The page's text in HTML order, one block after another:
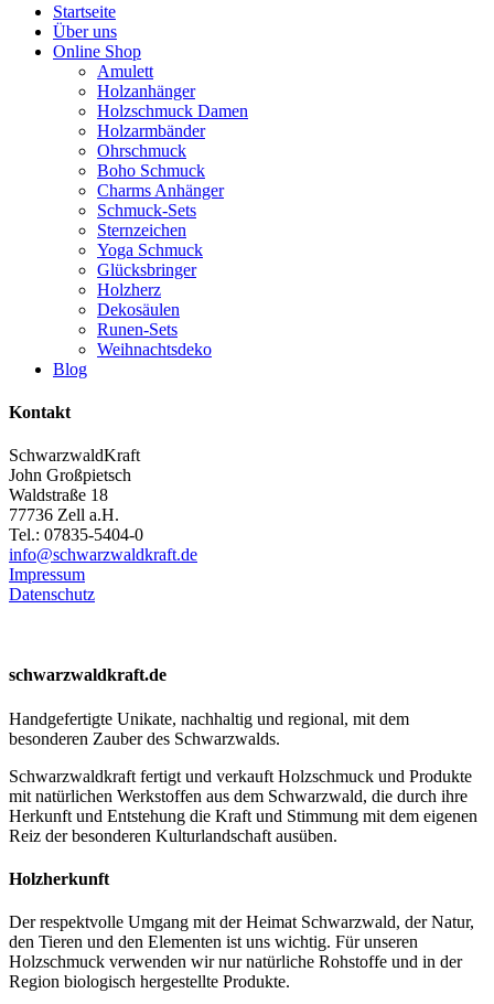
Startseite
Über uns
Online Shop
Amulett
Holzanhänger
Holzschmuck Damen
Holzarmbänder
Ohrschmuck
Boho Schmuck
Charms Anhänger
Schmuck-Sets
Sternzeichen
Yoga Schmuck
Glücksbringer
Holzherz
Dekosäulen
Runen-Sets
Weihnachtsdeko
Blog
Kontakt
SchwarzwaldKraft
John Großpietsch
Waldstraße 18
77736 Zell a.H.
Tel.: 07835-5404-0
info@schwarzwaldkraft.de
Impressum
Datenschutz
schwarzwaldkraft.de
Handgefertigte Unikate, nachhaltig und regional, mit dem
besonderen Zauber des Schwarzwalds.
Schwarzwaldkraft fertigt und verkauft Holzschmuck und Produkte
mit natürlichen Werkstoffen aus dem Schwarzwald, die durch ihre
Herkunft und Entstehung die Kraft und Stimmung mit dem eigenen
Reiz der besonderen Kulturlandschaft ausüben.
Holzherkunft
Der respektvolle Umgang mit der Heimat Schwarzwald, der Natur,
den Tieren und den Elementen ist uns wichtig. Für unseren
Holzschmuck verwenden wir nur natürliche Rohstoffe und in der
Region biologisch hergestellte Produkte.